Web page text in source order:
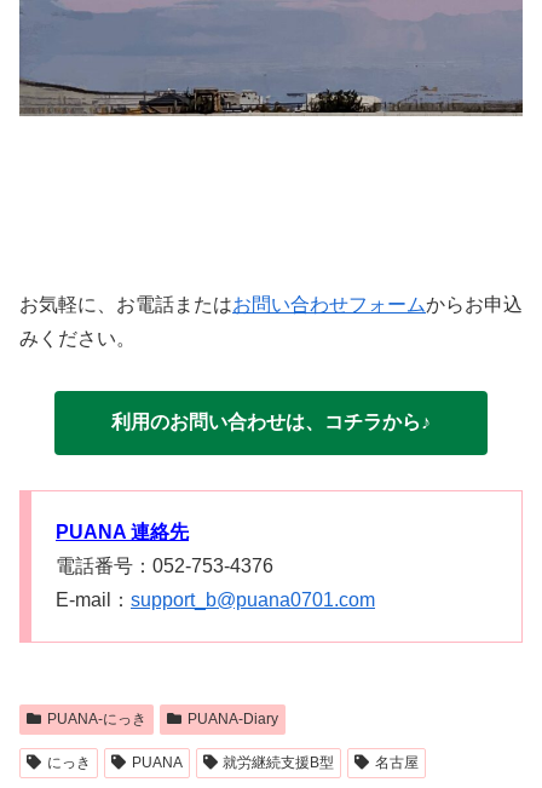
お気軽に、お電話またはお問い合わせフォームからお申込
みください。
利用のお問い合わせは、コチラから♪
PUANA 連絡先
電話番号：052-753-4376
E-mail： support_b@puana0701.com
PUANA-にっき PUANA-Diary
にっき PUANA 就労継続支援B型 名古屋